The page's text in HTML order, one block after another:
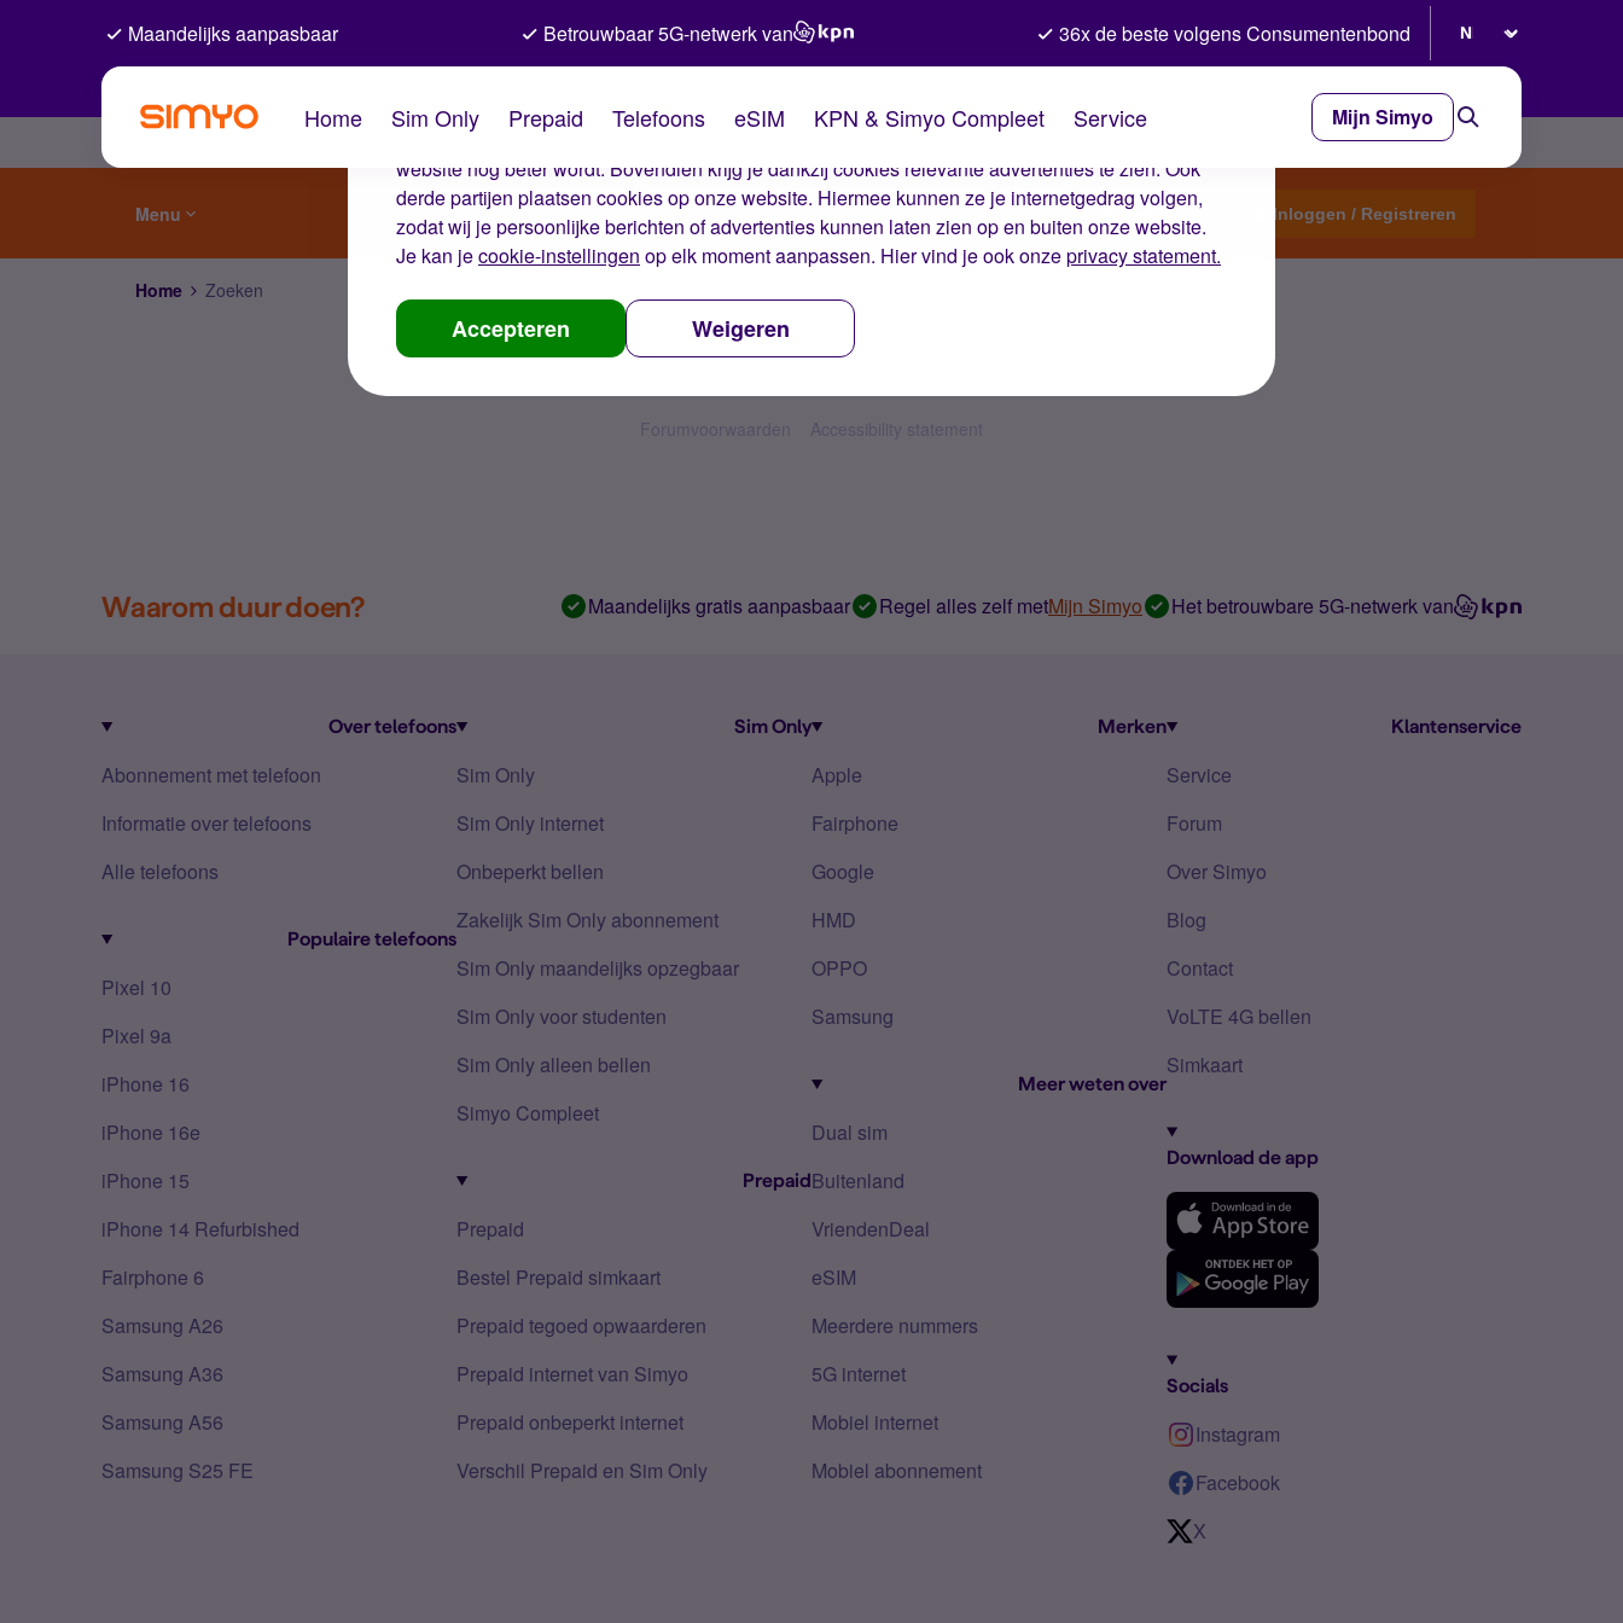
De cookies van Simyo
Wij gebruiken cookies op onze website. Met deze cookies zorgen wij ervoor dat je ervaring op de
website nog beter wordt. Bovendien krijg je dankzij cookies relevante advertenties te zien. Ook
derde partijen plaatsen cookies op onze website. Hiermee kunnen ze je internetgedrag volgen,
zodat wij je persoonlijke berichten of advertenties kunnen laten zien op en buiten onze website.
Je kan jecookie-instellingen op elk moment aanpassen. Hier vind je ook onzeprivacy statement.
Accepteren Weigeren
Maandelijks aanpasbaar Betrouwbaar 5G-netwerk van 36x de beste volgens Consumentenbond
Home Sim Only Prepaid Telefoons eSIM KPN & Simyo Compleet Service Mijn Simyo
Menu Start een topic Inloggen / Registreren
Home Zoeken
Forumvoorwaarden Accessibility statement
Waarom duur doen? Maandelijks gratis aanpasbaar Regel alles zelf metMijn Simyo Het betrouwbare 5G-netwerk van
Over telefoons
Abonnement met telefoon
Informatie over telefoons
Alle telefoons
Populaire telefoons
Pixel 10
Pixel 9a
iPhone 16
iPhone 16e
iPhone 15
iPhone 14 Refurbished
Fairphone 6
Samsung A26
Samsung A36
Samsung A56
Samsung S25 FE
Sim Only
Sim Only
Sim Only internet
Onbeperkt bellen
Zakelijk Sim Only abonnement
Sim Only maandelijks opzegbaar
Sim Only voor studenten
Sim Only alleen bellen
Simyo Compleet
Prepaid
Prepaid
Bestel Prepaid simkaart
Prepaid tegoed opwaarderen
Prepaid internet van Simyo
Prepaid onbeperkt internet
Verschil Prepaid en Sim Only
Merken
Apple
Fairphone
Google
HMD
OPPO
Samsung
Meer weten over
Dual sim
Buitenland
VriendenDeal
eSIM
Meerdere nummers
5G internet
Mobiel internet
Mobiel abonnement
Klantenservice
Service
Forum
Over Simyo
Blog
Contact
VoLTE 4G bellen
Simkaart
Download de app
Socials
Instagram
Facebook
X